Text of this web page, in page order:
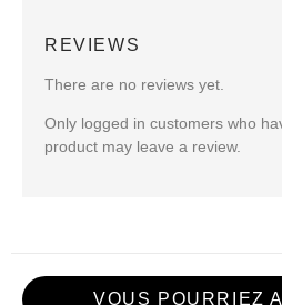
REVIEWS
There are no reviews yet.
Only logged in customers who
product may leave a review.
VOUS POURRIEZ